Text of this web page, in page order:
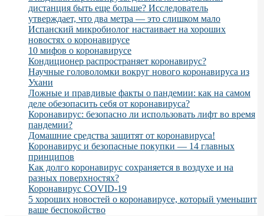
дистанция быть еще больше? Исследователь
утверждает, что два метра — это слишком мало
Испанский микробиолог настаивает на хороших
новостях о коронавирусе
10 мифов о коронавирусе
Кондиционер распространяет коронавирус?
Научные головоломки вокруг нового коронавируса из
Ухани
Ложные и правдивые факты о пандемии: как на самом
деле обезопасить себя от коронавируса?
Коронавирус: безопасно ли использовать лифт во время
пандемии?
Домашние средства защитят от коронавируса!
Коронавирус и безопасные покупки — 14 главных
принципов
Как долго коронавирус сохраняется в воздухе и на
разных поверхностях?
Коронавирус COVID-19
5 хороших новостей о коронавирусе, который уменьшит
ваше беспокойство